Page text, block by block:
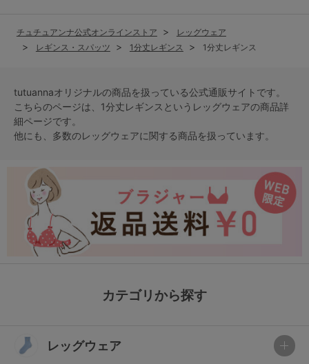
チュチュアンナ公式オンラインストア
レッグウェア
レギンス・スパッツ
1分丈レギンス 1分丈レギンス
tutuannaオリジナルの商品を扱っている公式通販サイトです。
こちらのページは、1分丈レギンスという レッグウェアの商品詳
細ページです。
他にも、多数のレッグウェアに関する商品を扱っています。
カテゴリから探す
レッグウェア